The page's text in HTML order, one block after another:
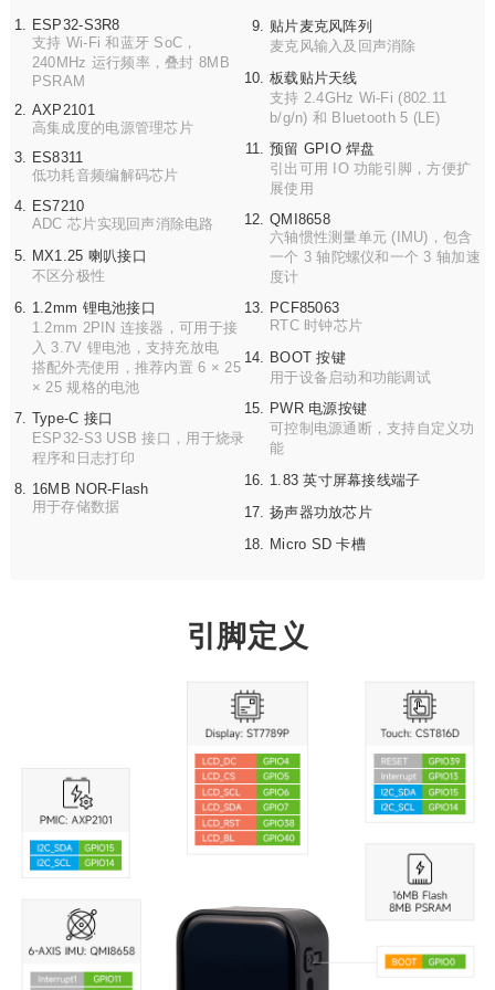
ESP32-S3R8
支持 Wi-Fi 和蓝牙 SoC，
240MHz 运行频率，叠封 8MB
PSRAM
AXP2101
高集成度的电源管理芯片
ES8311
低功耗音频编解码芯片
ES7210
ADC 芯片实现回声消除电路
MX1.25 喇叭接口
不区分极性
1.2mm 锂电池接口
1.2mm 2PIN 连接器，可用于接
入 3.7V 锂电池，支持充放电
搭配外壳使用，推荐内置 6 × 25
× 25 规格的电池
Type-C 接口
ESP32-S3 USB 接口，用于烧录
程序和日志打印
16MB NOR-Flash
用于存储数据
贴片麦克风阵列
麦克风输入及回声消除
板载贴片天线
支持 2.4GHz Wi-Fi (802.11
b/g/n) 和 Bluetooth 5 (LE)
预留 GPIO 焊盘
引出可用 IO 功能引脚，方便扩
展使用
QMI8658
六轴惯性测量单元 (IMU)，包含
一个 3 轴陀螺仪和一个 3 轴加速
度计
PCF85063
RTC 时钟芯片
BOOT 按键
用于设备启动和功能调试
PWR 电源按键
可控制电源通断，支持自定义功
能
1.83 英寸屏幕接线端子
扬声器功放芯片
Micro SD 卡槽
引脚定义